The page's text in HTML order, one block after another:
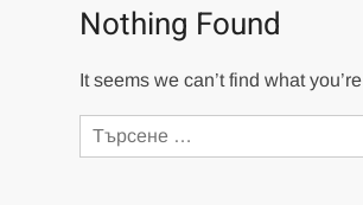
Nothing Found
It seems we can’t find what